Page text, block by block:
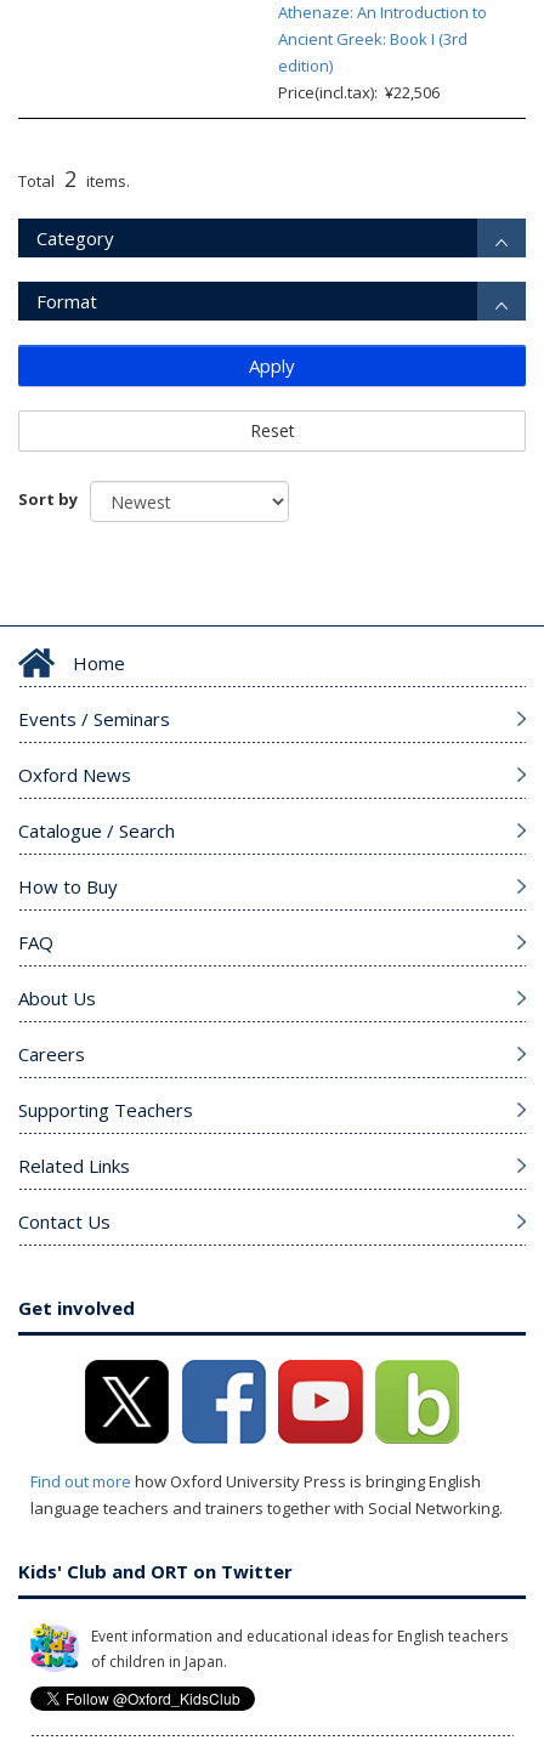
Athenaze: An Introduction to
Ancient Greek: Book I (3rd
edition)
Price(incl.tax): ¥22,506
Total 2 items.
Category
Format
Apply
Reset
Sort by
Home
Events / Seminars
Oxford News
Catalogue / Search
How to Buy
FAQ
About Us
Careers
Supporting Teachers
Related Links
Contact Us
Get involved
Find out more how Oxford University Press is bringing English
language teachers and trainers together with Social Networking.
Kids' Club and ORT on Twitter
Event information and educational ideas for English teachers
of children in Japan.